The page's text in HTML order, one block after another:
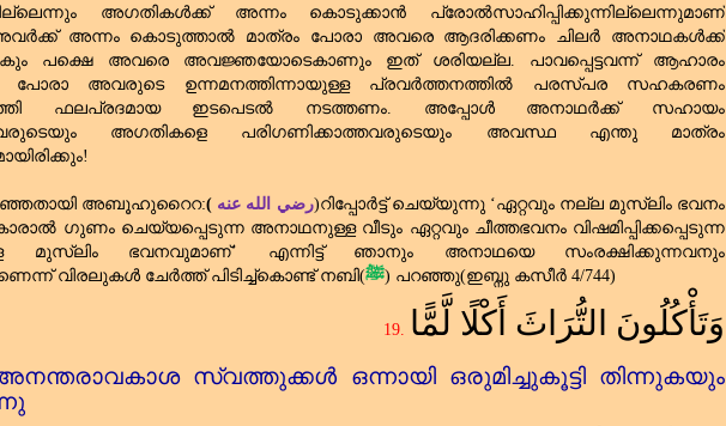
അഗതികൾക്ക്‌ അന്നം കൊടുക്കാൻ പ്രോൽസാഹിപ്പിക്കുന്നില്ലെന്നുമാണ്‌
അന്നം കൊടുത്താൽ മാത്രം പോരാ അവരെ ആദരിക്കണം ചിലർ അനാഥകൾക്ക്‌
പക്ഷെ അവരെ അവജ്ഞയോടെകാണും ഇത്‌ ശരിയല്ല. പാവപ്പെട്ടവന്ന് ആഹാരം
പോരാ അവരുടെ ഉന്നമനത്തിന്നായുള്ള പ്രവർത്തനത്തിൽ പരസ്പര സഹകരണം
ഫലപ്രദമായ ഇടപെടൽ നടത്തണം. അപ്പോൾ അനാഥർക്ക്‌ സഹായം
അഗതികളെ പരിഗണിക്കാത്തവരുടെയും അവസ്ഥ എന്തു മാത്രം
അബൂഹുറൈറ:( رضي الله عنه)റിപ്പോർട്ട്‌ ചെയ്യുന്നു ‘ഏറ്റവും നല്ല മുസ്‌ലിം ഭവനം
ഗുണം ചെയ്യപ്പെടുന്ന അനാഥനുള്ള വീടും ഏറ്റവും ചീത്തഭവനം വിഷമിപ്പിക്കപ്പെടുന്ന
മുസ്‌ലിം ഭവനവുമാണ്‌’ എന്നിട്ട്‌ ഞാനും അനാഥയെ സംരക്ഷിക്കുന്നവനും
വിരലുകൾ ചേർത്ത്‌ പിടിച്ച്കൊണ്ട്‌ നബി(ﷺ) പറഞ്ഞു(ഇബ്നു കസീർ 4/744)
19. وَتَأْكُلُونَ التُّرَاثَ أَكْلًا لَّمًّا
സ്വത്തുക്കൾ ഒന്നായി ഒരുമിച്ചുകൂട്ടി തിന്നുകയും